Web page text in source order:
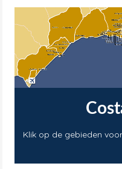
Klik op de gebieden